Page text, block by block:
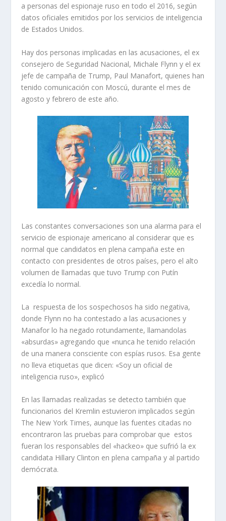
a personas del espionaje ruso en todo el 2016, según
datos oficiales emitidos por los servicios de inteligencia
de Estados Unidos.
Hay dos personas implicadas en las acusaciones, el ex
consejero de Seguridad Nacional, Michale Flynn y el ex
jefe de campaña de Trump, Paul Manafort, quienes han
tenido comunicación con Moscú, durante el mes de
agosto y febrero de este año.
Las constantes conversaciones son una alarma para el
servicio de espionaje americano al considerar que es
normal que candidatos en plena campaña este en
contacto con presidentes de otros países, pero el alto
volumen de llamadas que tuvo Trump con Putín
excedía lo normal.
La respuesta de los sospechosos ha sido negativa,
donde Flynn no ha contestado a las acusaciones y
Manafor lo ha negado rotundamente, llamandolas
«absurdas» agregando que «nunca he tenido relación
de una manera consciente con espías rusos. Esa gente
no lleva etiquetas que dicen: «Soy un oficial de
inteligencia ruso», explicó
En las llamadas realizadas se detecto también que
funcionarios del Kremlin estuvieron implicados según
The New York Times, aunque las fuentes citadas no
encontraron las pruebas para comprobar que estos
fueran los responsables del «hackeo» que sufrió la ex
candidata Hillary Clinton en plena campaña y al partido
demócrata.